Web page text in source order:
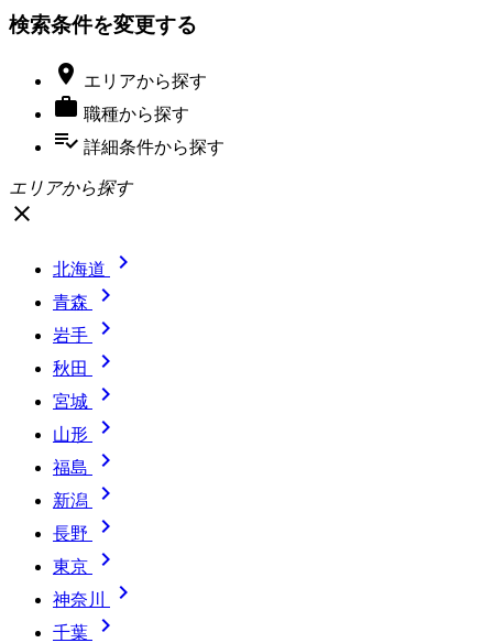
検索条件を変更する
 エリアから探す
 職種から探す
playlist_add_check 詳細条件から探す
エリアから探す
close
北海道 
青森 
岩手 
秋田 
宮城 
山形 
福島 
新潟 
長野 
東京 
神奈川 
千葉 